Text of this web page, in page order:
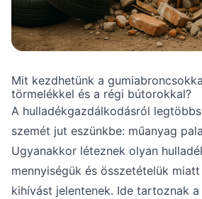
Mit kezdhetünk a
törmelékkel és a régi bútorokkal?
A hulladékgazdálkodásról
szemét jut eszünkbe: műanyag
Ugyanakkor léteznek olyan
mennyiségük és összetételük
kihívást jelentenek. Ide tartoznak a